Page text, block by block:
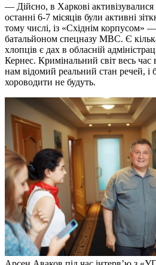
— Дійсно, в Харкові
останні 6-7 місяців були активні
тому числі, із «Схiднім корпусом»
батальйоном спецназу МВС. Є
хлопців є дах в обласній
Кернес. Кримінальний світ весь час
нам відомий реальний стан речей, і
хороводити не будуть.